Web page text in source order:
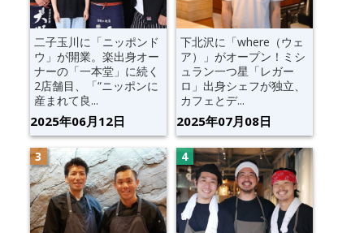
二子玉川に「ニッポンド
ウ」が開業。楽出身オー
ナーの「一本堂」に続く
2店舗目、「“ニッポンに
産まれて良...
2025年06月12日
下北沢に「where（ウェ
ア）」がオープン！ミシ
ュラン一つ星「レガー
ロ」出身シェフが独立、
カフェとデ...
2025年07月08日